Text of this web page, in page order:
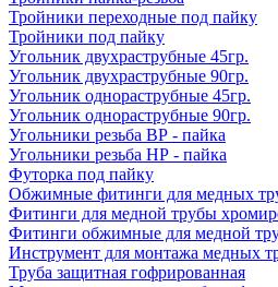
Тройники переходные под пайку
Тройники под пайку
Угольник двухраструбные 45гр.
Угольник двухраструбные 90гр.
Угольник однораструбные 45гр.
Угольник однораструбные 90гр.
Угольники резьба ВР - пайка
Угольники резьба НР - пайка
Футорка под пайку
Обжимные фитинги для медных
Фитинги для медной трубы
Фитинги обжимные для медной
Инструмент для монтажа медных
Труба защитная гофрированная